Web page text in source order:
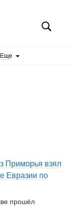
Еще
Приморья взял
Евразии по
прошёл